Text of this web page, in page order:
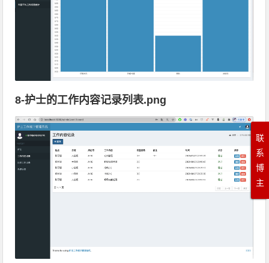
8-护士的工作内容记录列表.png
联
系
博
主